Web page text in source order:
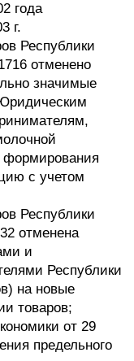
года
г.
Республики
отменено
значимые
формирования
с учетом
Республики
отменена
и
Республики
на новые
товаров;
от 29
предельного